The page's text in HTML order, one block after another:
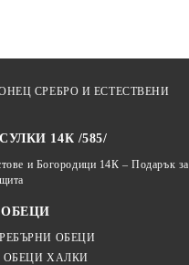
СРЕБРО И ЕСТЕСТВЕНИ
14К /585/
и Богородици 14К – Подарък за
ОБЕЦИ
ОБЕЦИ ХАЛКИ